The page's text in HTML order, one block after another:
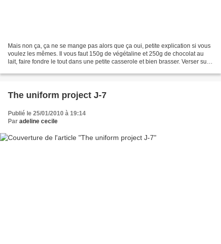
Mais non ça, ça ne se mange pas alors que ça oui, petite explication si vous
voulez les mêmes. Il vous faut 150g de végétaline et 250g de chocolat au
lait, faire fondre le tout dans une petite casserole et bien brasser. Verser sur
The uniform project J-7
Publié le 25/01/2010 à 19:14
Par adeline cecile